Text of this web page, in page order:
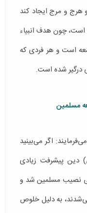
هرج و مرج ایجاد کند
است، چون هدف انبیاء
است و هر فردی که
درگیر شده است.
مسلمین
اگر می‌بینید
دین پیشرفت زیادی
نصیب مسلمین شد و
به دلیل خلوص